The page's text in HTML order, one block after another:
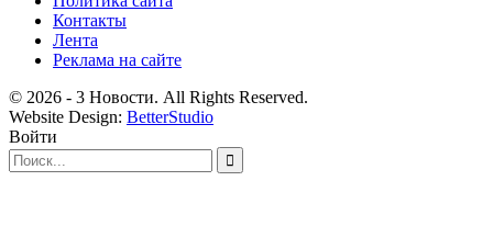
Контакты
Лента
Реклама на сайте
© 2026 - 3 Новости. All Rights Reserved.
Website Design: BetterStudio
Войти